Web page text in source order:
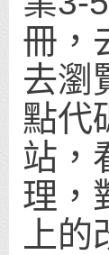
冊，
去瀏
點代
站，
理，
上